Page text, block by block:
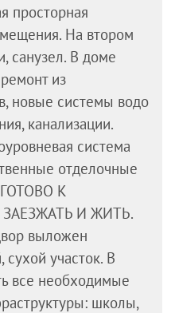
просторная
На втором
санузел. В доме
из
новые системы водо
канализации.
система
отделочные
К
И ЖИТЬ.
выложен
сухой участок. В
все необходимые
школы,